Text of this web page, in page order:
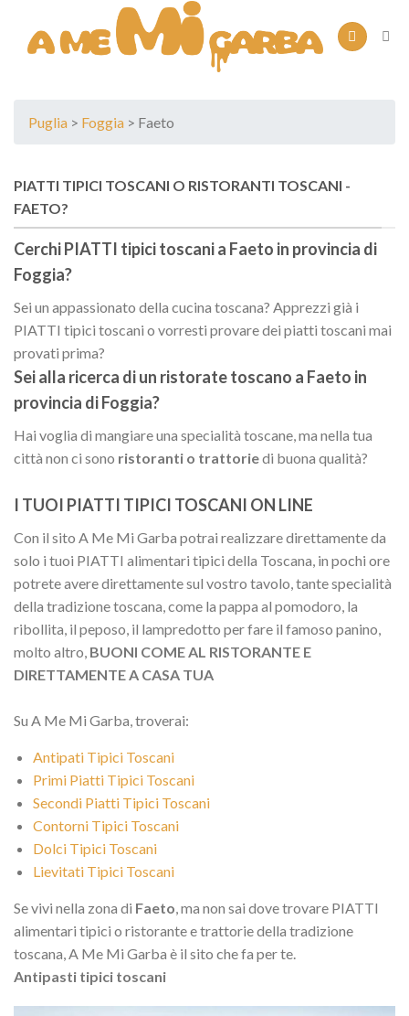
content
Puglia > Foggia > Faeto
PIATTI TIPICI TOSCANI O RISTORANTI TOSCANI -
FAETO?
Cerchi PIATTI tipici toscani a Faeto in provincia di
Foggia?
Sei un appassionato della cucina toscana? Apprezzi già i
PIATTI tipici toscani o vorresti provare dei piatti toscani mai
provati prima?
Sei alla ricerca di un ristorate toscano a Faeto in
provincia diFoggia?
Hai voglia di mangiare una specialità toscane, ma nella tua
città non ci sono ristoranti o trattoriedi buona qualità?
I TUOI PIATTI TIPICI TOSCANI ON LINE
Con il sito A Me Mi Garba potrai realizzare direttamente da
solo i tuoi PIATTI alimentari tipici della Toscana, in pochi ore
potrete avere direttamente sul vostro tavolo, tante specialità
della tradizione toscana, come la pappa al pomodoro, la
ribollita, il peposo, il lampredotto per fare il famoso panino,
molto altro, BUONI COME AL RISTORANTE E
DIRETTAMENTE A CASA TUA
Su A Me Mi Garba, troverai:
Antipati Tipici Toscani
Primi Piatti Tipici Toscani
Secondi Piatti Tipici Toscani
Contorni Tipici Toscani
Dolci Tipici Toscani
Lievitati Tipici Toscani
Se vivi nella zona di Faeto , ma non sai dove trovare PIATTI
alimentari tipici o ristorante e trattorie della tradizione
toscana, A Me Mi Garba è il sito che fa per te.
Antipasti tipici toscani